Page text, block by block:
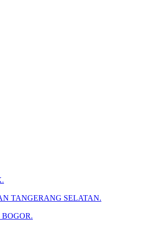
TANGERANG SELATAN.